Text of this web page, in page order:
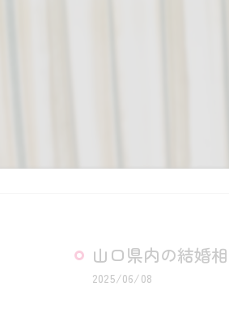
山口県内の結婚
2025/06/08